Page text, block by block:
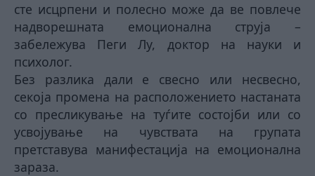
сте исцрпени и полесно може да ве повлече
надворешната емоционална струја –
забележува Пеги Лу, доктор на науки и
психолог.
Без разлика дали е свесно или несвесно,
секоја промена на расположението настаната
со пресликување на туѓите состојби или со
усвојување на чувствата на групата
претставува манифестација на емоционална
зараза.